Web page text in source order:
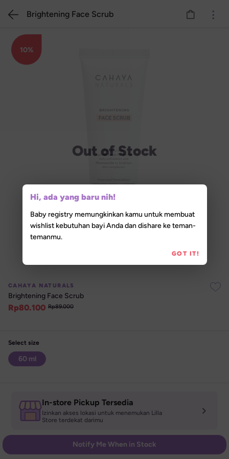
Out of Stock
10%
CAHAYA NATURALS
Brightening Face Scrub
Rp80.100 Rp89.000
Select size
60 ml
In-store Pickup Tersedia
Izinkan akses lokasi untuk menemukan Lilla
Store terdekat darimu
Brightening Face Scrub
Notify Me When in Stock
Hi, ada yang baru nih!
Baby registry memungkinkan kamu untuk membuat
wishlist kebutuhan bayi Anda dan dishare ke teman-
temanmu.
GOT IT!